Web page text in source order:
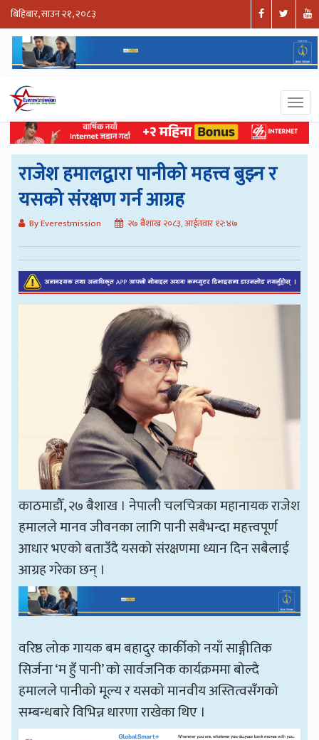
बिहिबार, साउन २१, २०८३
राजेश हमालद्वारा पानीको महत्त्व बुझ्न र
यसको संरक्षण गर्न आग्रह
By Everestmission २७ बैशाख २०८३, आईतवार १२:४७
काठमाडौँ, २७ बैशाख । नेपाली चलचित्रका महानायक राजेश
हमालले मानव जीवनका लागि पानी सबैभन्दा महत्त्वपूर्ण
आधार भएको बताउँदै यसको संरक्षणमा ध्यान दिन सबैलाई
आग्रह गरेका छन् ।
वरिष्ठ लोक गायक बम बहादुर कार्कीको नयाँ साङ्गीतिक
सिर्जना ‘म हुँ पानी’ को सार्वजनिक कार्यक्रममा बोल्दै
हमालले पानीको मूल्य र यसको मानवीय अस्तित्वसँगको
सम्बन्धबारे विभिन्न धारणा राखेका थिए ।